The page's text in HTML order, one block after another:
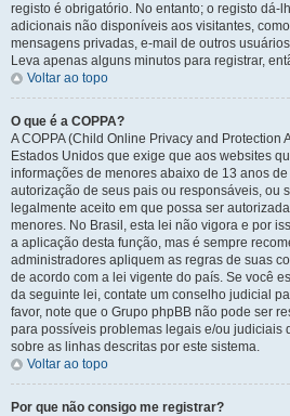
registo é obrigatório. No entanto; o registo dá-
adicionais não disponíveis aos visitantes,
mensagens privadas, e-mail de outros
Leva apenas alguns minutos para registrar,
Voltar ao topo
O que é a COPPA?
A COPPA (Child Online Privacy and Protection
Estados Unidos que exige que aos websites
informações de menores abaixo de 13 anos
autorização de seus pais ou responsáveis, ou
legalmente aceito em que possa ser
menores. No Brasil, esta lei não vigora e por
a aplicação desta função, mas é sempre
administradores apliquem as regras de suas
de acordo com a lei vigente do país. Se você
da seguinte lei, contate um conselho judicial
favor, note que o Grupo phpBB não pode ser
para possíveis problemas legais e/ou judiciais
sobre as linhas descritas por este sistema.
Voltar ao topo
Por que não consigo me registrar?